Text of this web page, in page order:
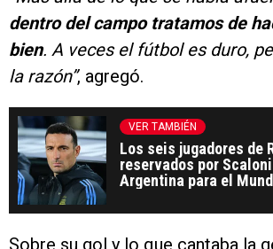
dentro del campo tratamos de
bien. A veces el fútbol es duro,
la razón”, agregó.
VER TAMBIÉN
Los seis jugadores de
reservados por
Argentina para el